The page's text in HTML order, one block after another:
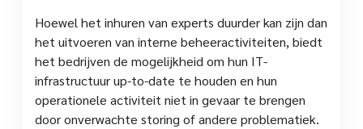
Hoewel het inhuren van experts duurder kan zijn dan
het uitvoeren van interne beheeractiviteiten, biedt
het bedrijven de mogelijkheid om hun IT-
infrastructuur up-to-date te houden en hun
operationele activiteit niet in gevaar te brengen
door onverwachte storing of andere problematiek.